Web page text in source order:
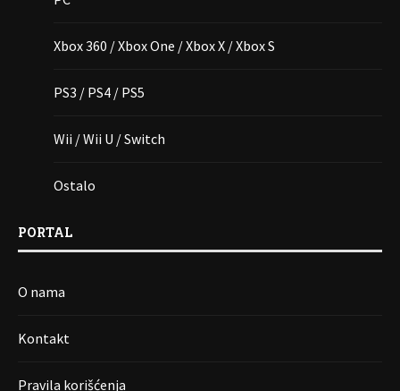
Xbox 360 / Xbox One / Xbox X / Xbox S
PS3 / PS4 / PS5
Wii / Wii U / Switch
Ostalo
PORTAL
O nama
Kontakt
Pravila korišćenja